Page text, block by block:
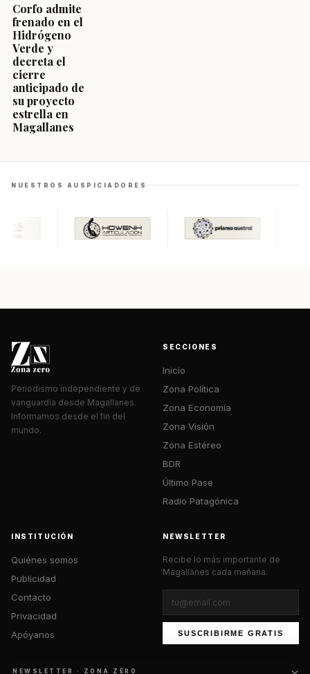
Corfo admite
frenado en el
Hidrógeno
Verde y
decreta el
cierre
anticipado de
su proyecto
estrella en
Magallanes
NUESTROS AUSPICIADORES
Periodismo independiente y de
vanguardia desde Magallanes.
Informamos desde el fin del
mundo.
SECCIONES
Inicio
Zona Política
Zona Economía
Zona Visión
Zona Estéreo
BDR
Último Pase
Radio Patagónica
INSTITUCIÓN
Quiénes somos
Publicidad
Contacto
Privacidad
Apóyanos
NEWSLETTER
Recibe lo más importante de
Magallanes cada mañana.
SUSCRIBIRME GRATIS
NEWSLETTER · ZONA ZERO